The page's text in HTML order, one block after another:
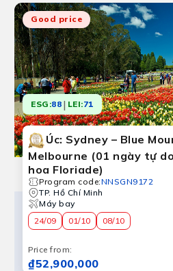
Good price
ESG:88 | LEI:71
Úc: Sydney – Blue
Melbourne (01 ngày tự
hoa Floriade)
Program code:NNSGN9172
TP. Hồ Chí Minh
Máy bay
24/09
01/10 08/10
Price from:
₫52,900,000